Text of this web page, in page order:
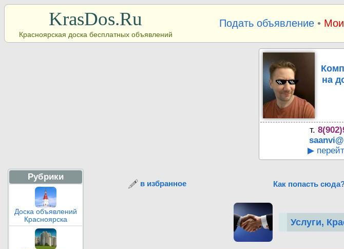
KrasDos.Ru
Красноярская доска бесплатных объявлений
Подать объявление•
на
т.
▶
Рубрики
Доска объявлений
Красноярска
в избранное
Как попасть
Услуги,